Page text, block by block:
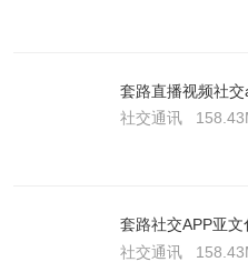
套路直播视频社交
社交通讯
套路社交APP亚文
社交通讯